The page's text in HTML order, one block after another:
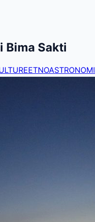
Bima Sakti
ETNOASTRONOMI